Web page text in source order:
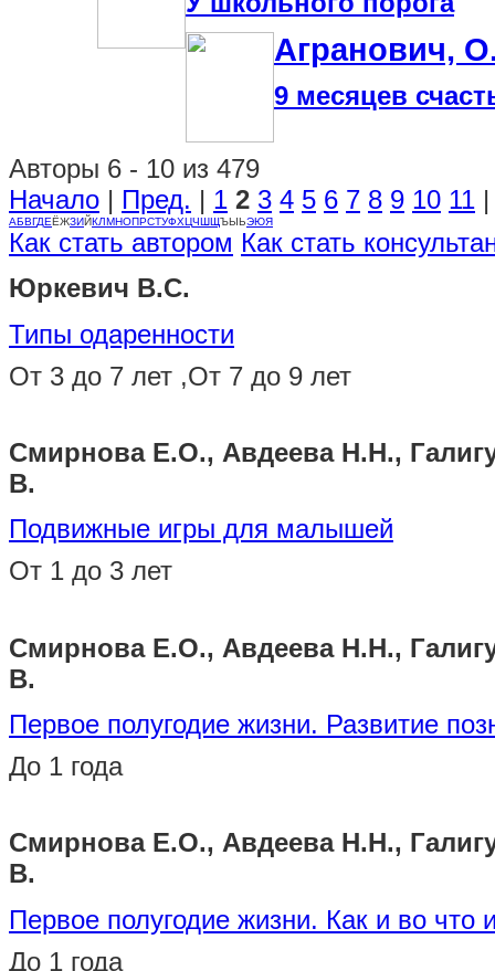
Агранович,
9 месяцев
Авторы 6 - 10 из 479
Начало | Пред. | 1 2 3 4 5 6 7 8 9 10 11
АБВГДЕЁЖЗИЙКЛМНОПРСТУФХЦЧШЩЪЫЬЭЮЯ
Как стать автором Как стать
Юркевич В.С.
Типы одаренности
От 3 до 7 лет ,От 7 до 9 лет
Смирнова Е.О., Авдеева Н.Н.,
В.
Подвижные игры для малышей
От 1 до 3 лет
Смирнова Е.О., Авдеева Н.Н.,
В.
Первое полугодие жизни. Развитие
До 1 года
Смирнова Е.О., Авдеева Н.Н.,
В.
Первое полугодие жизни. Как и во что
До 1 года